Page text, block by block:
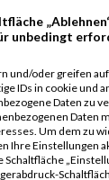
unbedingt
und/oder greifen
IDs in cookie und
Daten zu
Daten
Um dem zu
Ihre Einstellungen